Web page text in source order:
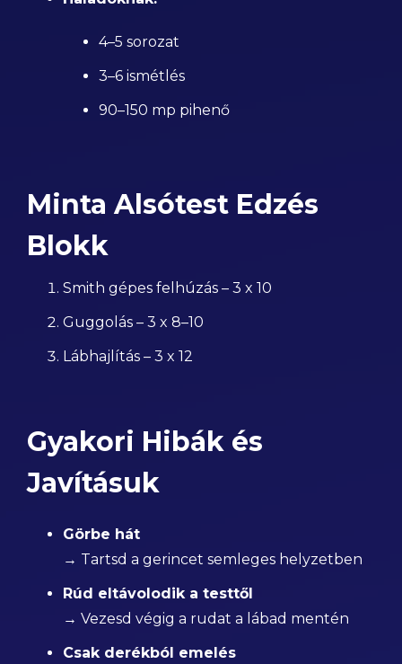
4–5 sorozat
3–6 ismétlés
90–150 mp pihenő
Minta Alsótest Edzés
Blokk
Smith gépes felhúzás – 3 x 10
Guggolás – 3 x 8–10
Lábhajlítás – 3 x 12
Gyakori Hibák és
Javításuk
Görbe hát
→ Tartsd a gerincet semleges helyzetben
Rúd eltávolodik a testtől
→ Vezesd végig a rudat a lábad mentén
Csak derékból emelés